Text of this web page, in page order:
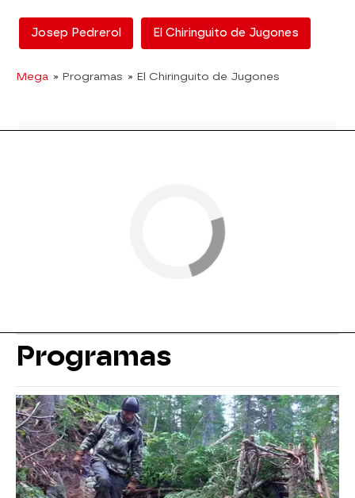
Josep Pedrerol El Chiringuito de Jugones
Mega » Programas » El Chiringuito de Jugones
Programas